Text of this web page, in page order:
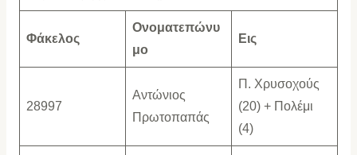
Φάκελος
Ονοματεπώνυ
μο
Εις
28997
Αντώνιος
Πρωτοπαπάς
Π. Χρυσοχούς
(20) + Πολέμι
(4)